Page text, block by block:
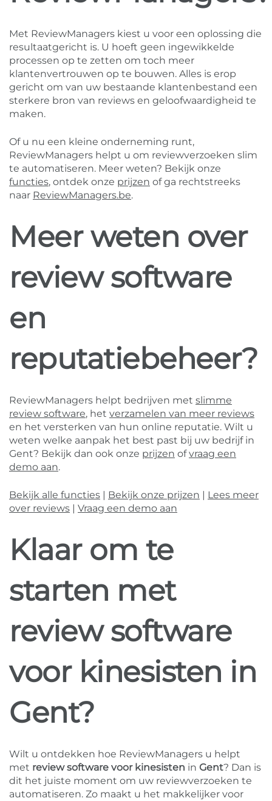
Met ReviewManagers kiest u voor een oplossing die
resultaatgericht is. U hoeft geen ingewikkelde
processen op te zetten om toch meer
klantenvertrouwen op te bouwen. Alles is erop
gericht om van uw bestaande klantenbestand een
sterkere bron van reviews en geloofwaardigheid te
maken.
Of u nu een kleine onderneming runt,
ReviewManagers helpt u om reviewverzoeken slim
te automatiseren. Meer weten? Bekijk onze
functies, ontdek onze prijzen of ga rechtstreeks
naar ReviewManagers.be.
Meer weten over
review software
en
reputatiebeheer?
ReviewManagers helpt bedrijven met slimme
review software, het verzamelen van meer reviews
en het versterken van hun online reputatie. Wilt u
weten welke aanpak het best past bij uw bedrijf in
Gent? Bekijk dan ook onze prijzen ofvraag een
demo aan.
Bekijk alle functies Bekijk onze prijzen
Lees meer
over reviews
Vraag een demo aan
Klaar om te
starten met
review software
voor kinesisten in
Gent?
Wilt u ontdekken hoe ReviewManagers u helpt
met review software voor kinesisten in Gent? Dan is
dit het juiste moment om uw reviewverzoeken te
automatiseren. Zo maakt u het makkelijker voor